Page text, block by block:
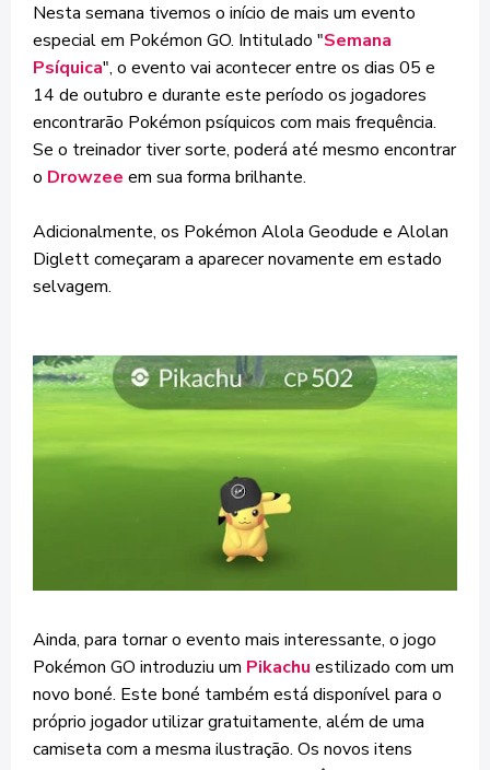
Nesta semana tivemos o início de mais um evento
especial em Pokémon GO. Intitulado "Semana
Psíquica", o evento vai acontecer entre os dias 05 e
14 de outubro e durante este período os jogadores
encontrarão Pokémon psíquicos com mais frequência.
Se o treinador tiver sorte, poderá até mesmo encontrar
o Drowzee em sua forma brilhante.
Adicionalmente, os Pokémon Alola Geodude e Alolan
Diglett começaram a aparecer novamente em estado
selvagem.
Ainda, para tornar o evento mais interessante, o jogo
Pokémon GO introduziu um Pikachu estilizado com um
novo boné. Este boné também está disponível para o
próprio jogador utilizar gratuitamente, além de uma
camiseta com a mesma ilustração. Os novos itens